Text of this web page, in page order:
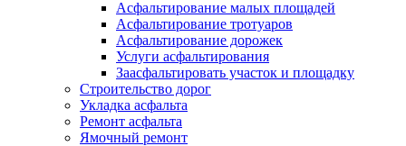
Асфальтирование малых площадей
Асфальтирование тротуаров
Асфальтирование дорожек
Услуги асфальтирования
Заасфальтировать участок и площадку
Строительство дорог
Укладка асфальта
Ремонт асфальта
Ямочный ремонт